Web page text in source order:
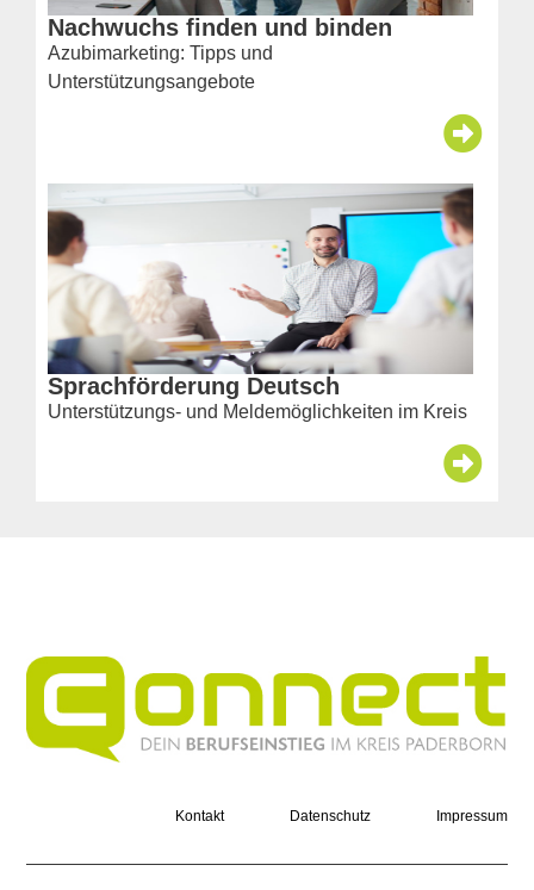
Nachwuchs finden und binden
Azubimarketing: Tipps und
Unterstützungsangebote
Sprachförderung Deutsch
Unterstützungs- und Meldemöglichkeiten im Kreis
Kontakt Datenschutz Impressum